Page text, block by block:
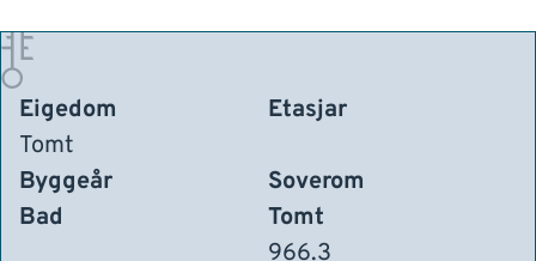
Eigedom
Tomt
Etasjar
Byggeår
Soverom
Bad
Tomt
966.3